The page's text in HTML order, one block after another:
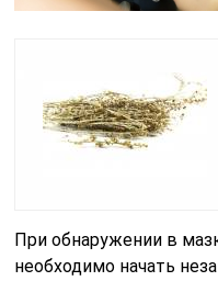
При обнаружении в
необходимо начать